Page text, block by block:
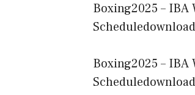
Boxing2025 – IBA
Scheduledownload
Boxing2025 – IBA
Scheduledownload